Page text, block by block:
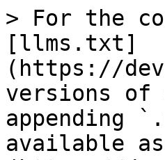
> For the
[llms.txt]
(https://
versions of
appending
available as